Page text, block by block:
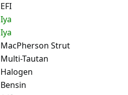
EFI
Iya
Iya
MacPherson Strut
Multi-Tautan
Halogen
Bensin